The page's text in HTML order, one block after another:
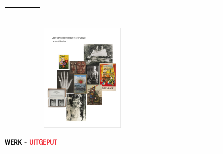
WERK - UITGEPUT